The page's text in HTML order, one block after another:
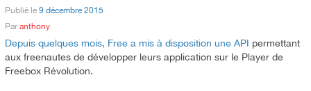
Publié le 9 décembre 2015
Par anthony
Depuis quelques mois, Free a mis à disposition une API permettant
aux freenautes de développer leurs application sur le Player de
Freebox Révolution.